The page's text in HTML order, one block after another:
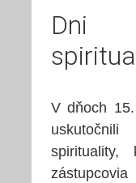
Dni
V dňoch